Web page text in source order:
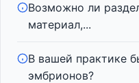
Возможно ли
материал,...
В вашей практике
эмбрионов?